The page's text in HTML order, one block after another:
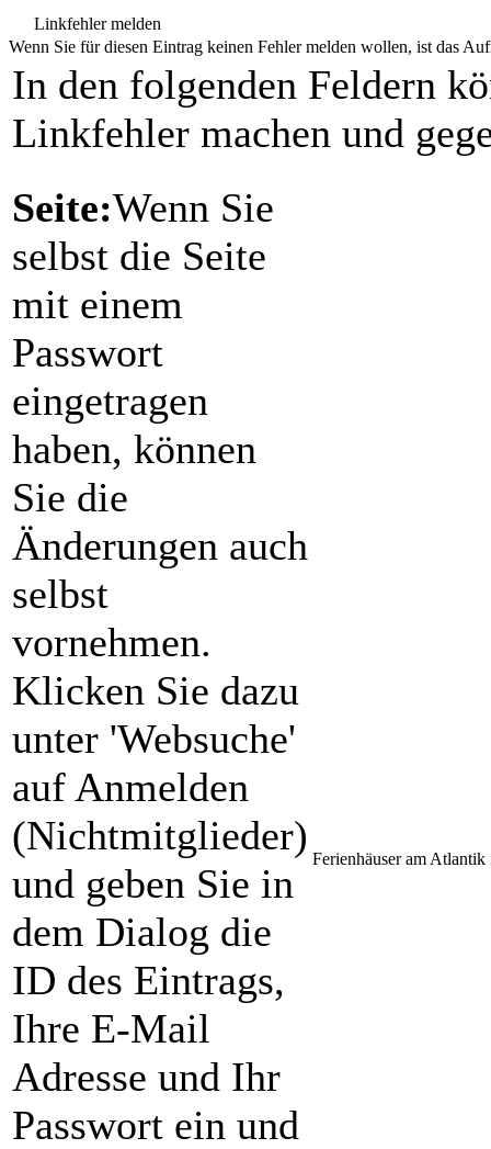
Linkfehler melden
Wenn Sie für diesen Eintrag keinen Fehler melden wollen, ist das
In den folgenden Feldern
Linkfehler machen und
Seite:Wenn Sie
selbst die Seite
mit einem
Passwort
eingetragen
haben, können
Sie die
Änderungen auch
selbst
vornehmen.
Klicken Sie dazu
unter 'Websuche'
auf Anmelden
(Nichtmitglieder)
und geben Sie in
dem Dialog die
ID des Eintrags,
Ihre E-Mail
Adresse und Ihr
Passwort ein und
Ferienhäuser am